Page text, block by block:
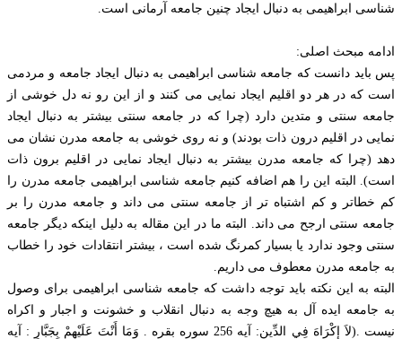
شناسی ابراهیمی به دنبال ایجاد چنین جامعه آرمانی است.
ادامه مبحث اصلی:
پس باید دانست که جامعه شناسی ابراهیمی به دنبال ایجاد جامعه و مردمی
است که در هر دو اقلیم ایجاد نمایی می کنند و از این رو نه دل خوشی از
جامعه سنتی و متدین دارد (چرا که در جامعه سنتی بیشتر به دنبال ایجاد
نمایی در اقلیم درون ذات بودند) و نه روی خوشی به جامعه مدرن نشان می
دهد (چرا که جامعه مدرن بیشتر به دنبال ایجاد نمایی در اقلیم برون ذات
است). البته این را هم اضافه کنیم جامعه شناسی ابراهیمی جامعه مدرن را
کم خطاتر و کم اشتباه تر از جامعه سنتی می داند و جامعه مدرن را بر
جامعه سنتی ارجح می داند. البته ما در این مقاله به دلیل اینکه دیگر جامعه
سنتی وجود ندارد یا بسیار کمرنگ شده است ، بیشتر انتقادات خود را خطاب
به جامعه مدرن معطوف می داریم.
البته به این نکته باید توجه داشت که جامعه شناسی ابراهیمی برای وصول
به جامعه ایده آل به هیچ وجه به دنبال انقلاب و خشونت و اجبار و اکراه
نیست .(لاَ إِكْرَاهَ فِي الدِّينِ: آیه 256 سوره بقره . وَمَا أَنْتَ عَلَيْهِمْ بِجَبَّارٍ : آیه